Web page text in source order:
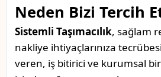
Neden Bizi Tercih
Sistemli Taşımacılık, sağlam
nakliye ihtiyaçlarınıza
veren, iş bitirici ve kurumsal bir